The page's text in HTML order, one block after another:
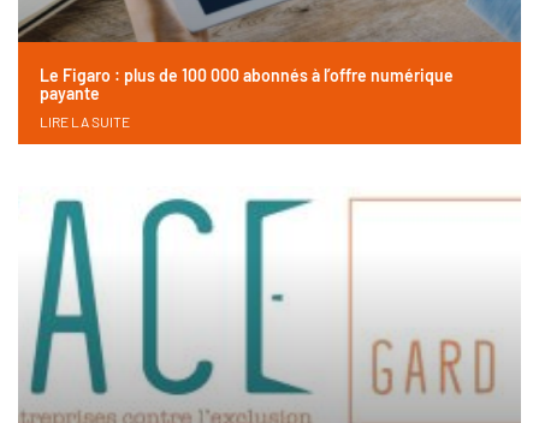
Le Figaro : plus de 100 000 abonnés à l’offre numérique
payante
LIRE LA SUITE